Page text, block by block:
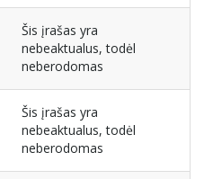
Šis įrašas yra
nebeaktualus, todėl
neberodomas
Šis įrašas yra
nebeaktualus, todėl
neberodomas